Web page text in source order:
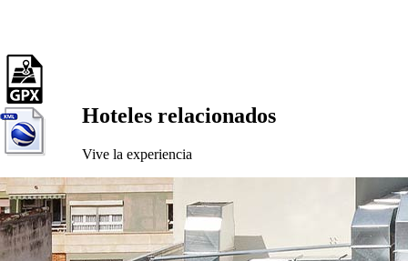
Hoteles relacionados
Vive la experiencia